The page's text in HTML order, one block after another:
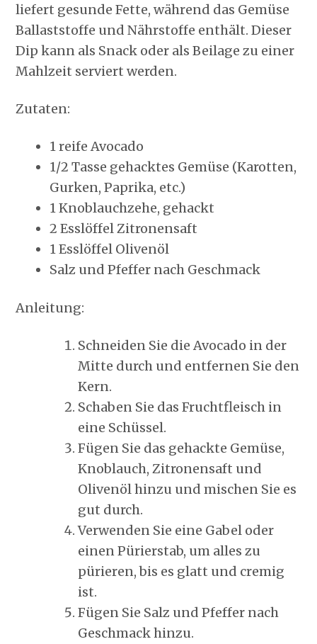
liefert gesunde Fette, während das Gemüse
Ballaststoffe und Nährstoffe enthält. Dieser
Dip kann als Snack oder als Beilage zu einer
Mahlzeit serviert werden.
Zutaten:
1 reife Avocado
1/2 Tasse gehacktes Gemüse (Karotten,
Gurken, Paprika, etc.)
1 Knoblauchzehe, gehackt
2 Esslöffel Zitronensaft
1 Esslöffel Olivenöl
Salz und Pfeffer nach Geschmack
Anleitung:
Schneiden Sie die Avocado in der
Mitte durch und entfernen Sie den
Kern.
Schaben Sie das Fruchtfleisch in
eine Schüssel.
Fügen Sie das gehackte Gemüse,
Knoblauch, Zitronensaft und
Olivenöl hinzu und mischen Sie es
gut durch.
Verwenden Sie eine Gabel oder
einen Pürierstab, um alles zu
pürieren, bis es glatt und cremig
ist.
Fügen Sie Salz und Pfeffer nach
Geschmack hinzu.